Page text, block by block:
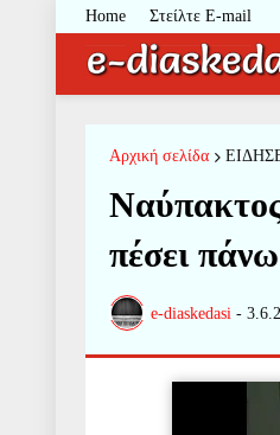
Home Στείλτε E-mail
Αρχική σελίδα
πέσει
e-diaskedasi -